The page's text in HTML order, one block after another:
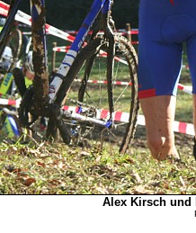
Alex Kirsch und